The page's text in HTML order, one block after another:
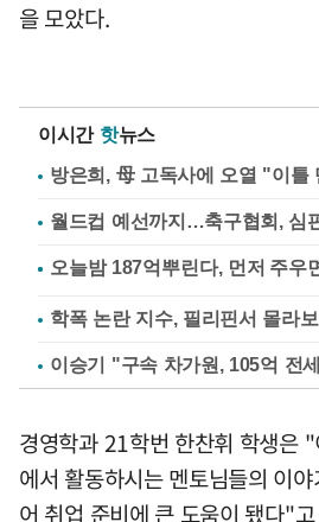
을 모았다.
이시간 핫뉴스
방은희, 母 고독사에 오열 "이틀
월드컵 예선까지…축구협회, 심
학폭 논란 지수, 필리핀서 몰라
이승기 "구속 차가원, 105억 전
경영학과 21학번 한찬휘 학생은
에서 활동하시는 멘토님들의 이
어 취업 준비에 큰 도움이 됐다"